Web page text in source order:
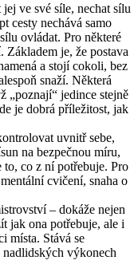
ve své síle, nechat sílu
cesty nechává samo
ovládat. Pro některé
Základem je, že postava
a stojí cokoli, bez
snaží. Některá
„poznají“ jedince stejně
je dobrá příležitost, jak
uvnitř sebe,
na bezpečnou míru,
co z ní potřebuje. Pro
cvičení, snaha o
– dokáže nejen
jak ona potřebuje, ale i
místa. Stává se
výkonech